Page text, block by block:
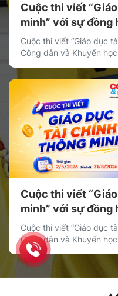
Cuộc thi viết
minh” với sự đồng
MISA
Cuộc thi viết “Giáo dục
Công dân và Khuyến
của Sổ Thu Chi MISA
Cuộc thi hướng tới mục
Cuộc thi viết
minh” với sự đồng
MISA
Cuộc thi viết “Giáo dục
Công dân và Khuyến
chức đã chính thức
của Sổ Thu Chi MISA
Cuộc thi hướng tới mục